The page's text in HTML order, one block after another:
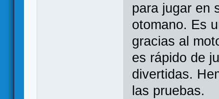
para jugar en
otomano. Es
gracias al
es rápido de
divertidas.
las pruebas.